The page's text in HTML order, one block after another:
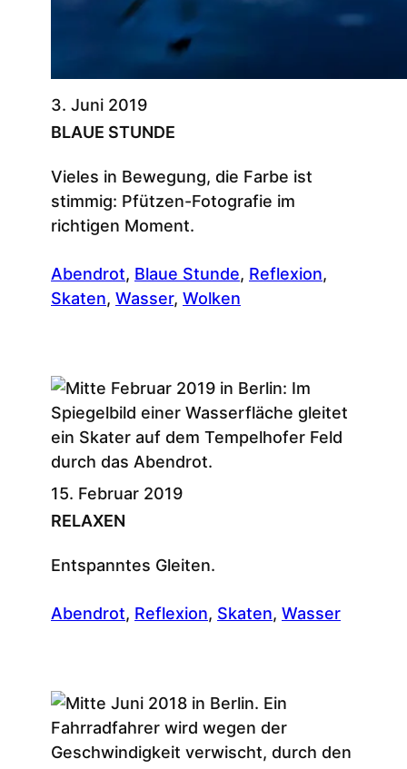
3. Juni 2019
BLAUE STUNDE
Vieles in Bewegung, die Farbe ist
stimmig: Pfützen-Fotografie im
richtigen Moment.
Abendrot, Blaue Stunde, Reflexion
Skaten, Wasser, Wolken
15. Februar 2019
RELAXEN
Entspanntes Gleiten.
Abendrot, Reflexion, Skaten, Wasser